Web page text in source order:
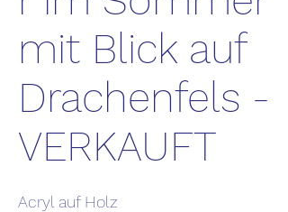
mit Blick auf
Drachenfels -
VERKAUFT
Acryl auf Holz